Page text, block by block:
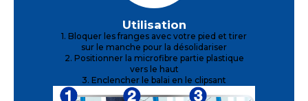
Utilisation
1. Bloquer les franges avec votre pied et tirer
sur le manche pour la désolidariser
2. Positionner la microfibre partie plastique
vers le haut
3. Enclencher le balai en le clipsant